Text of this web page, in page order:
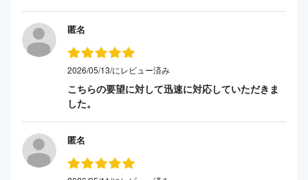
匿名
2026/05/13/にレビュー済み
こちらの要望に対して迅速に対応していただきま
した。
匿名